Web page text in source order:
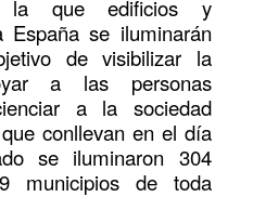
que edificios y
España se iluminarán
de visibilizar la
a las personas
a la sociedad
conllevan en el día
se iluminaron 304
municipios de toda